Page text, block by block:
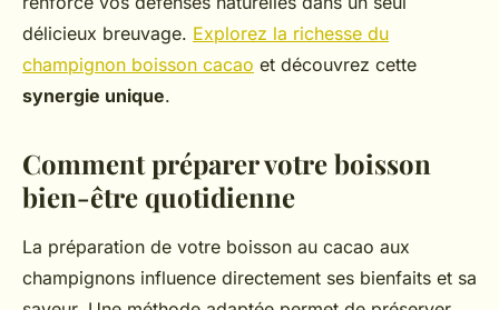
délicieux breuvage. Explorez la richesse du
champignon boisson cacao et découvrez cette
synergie unique.
Comment préparer votre boisson
bien-être quotidienne
La préparation de votre boisson au cacao aux
champignons influence directement ses bienfaits et sa